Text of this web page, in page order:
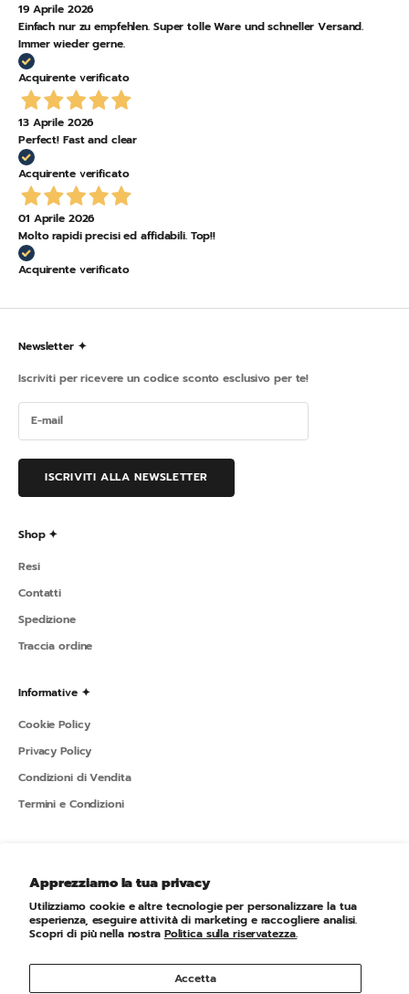
Apprezziamo la tua privacy
Utilizziamo cookie e altre tecnologie per personalizzare la tua
esperienza, eseguire attività di marketing e raccogliere analisi.
Scopri di più nella nostra Politica sulla riservatezza.
Accetta
19 Aprile 2026
Einfach nur zu empfehlen. Super tolle Ware und schneller Versand.
Immer wieder gerne.
Acquirente verificato
13 Aprile 2026
Perfect! Fast and clear
Acquirente verificato
01 Aprile 2026
Molto rapidi precisi ed affidabili. Top!!
Acquirente verificato
Newsletter ✦
Iscriviti per ricevere un codice sconto esclusivo per te!
ISCRIVITI ALLA NEWSLETTER
Shop ✦
Resi
Contatti
Spedizione
Traccia ordine
Informative ✦
Cookie Policy
Privacy Policy
Condizioni di Vendita
Termini e Condizioni
L'azienda
Newsletter